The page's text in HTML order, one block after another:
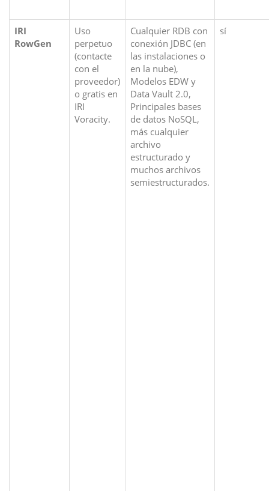
IRI
RowGen
Uso
perpetuo
(contacte
con el
proveedor)
o gratis en
IRI
Voracity.
Cualquier RDB con
conexión JDBC (en
las instalaciones o
en la nube),
Modelos EDW y
Data Vault 2.0,
Principales bases
de datos NoSQL,
más cualquier
archivo
estructurado y
muchos archivos
semiestructurados.
sí